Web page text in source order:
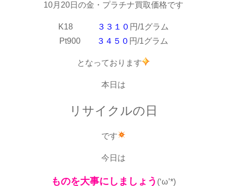
10月20日の金・プラチナ買取価格です
K18 ３３１０ 円/1グラム
Pt900
３４５０ 円/1グラム
となっております
本日は
リサイクルの日
です
今日は
ものを大事にしましょう (‘ω’*)